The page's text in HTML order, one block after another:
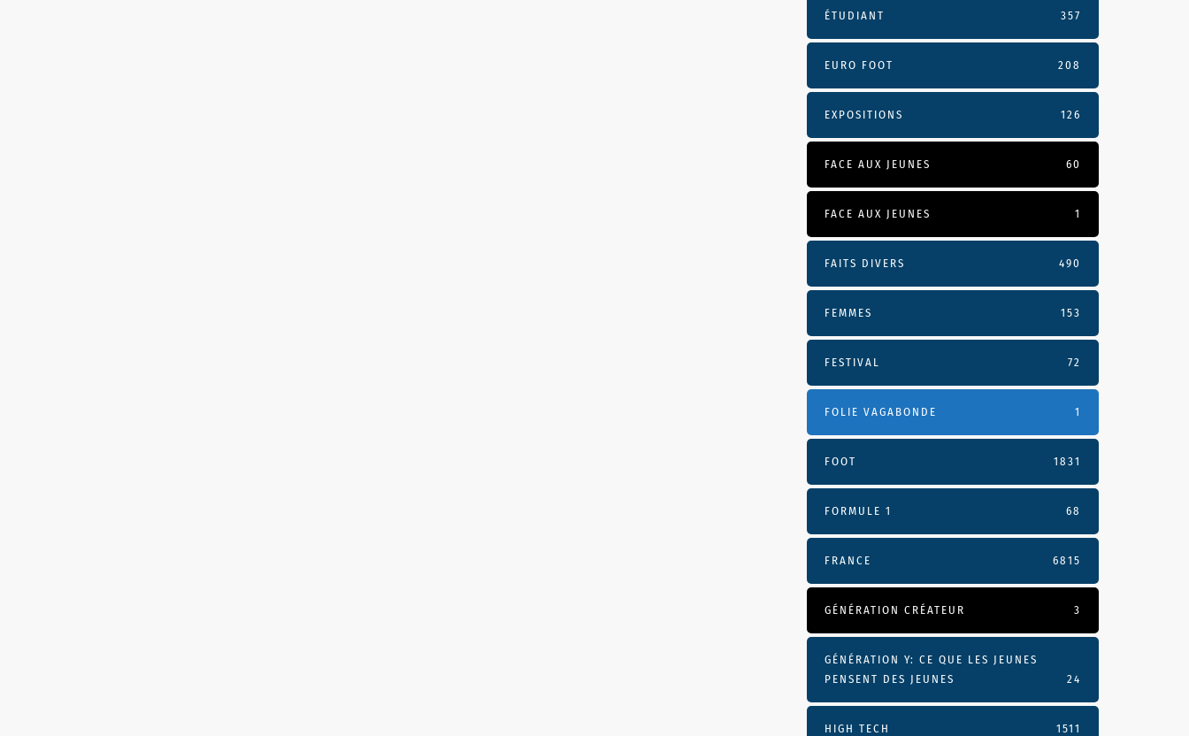
ÉTUDIANT 357
EURO FOOT 208
EXPOSITIONS 126
FACE AUX JEUNES 60
FACE AUX JEUNES 1
FAITS DIVERS 490
FEMMES 153
FESTIVAL 72
FOLIE VAGABONDE 1
FOOT 1831
FORMULE 1 68
FRANCE 6815
GÉNÉRATION CRÉATEUR 3
GÉNÉRATION Y: CE QUE LES JEUNES
PENSENT DES JEUNES
24
HIGH TECH 1511